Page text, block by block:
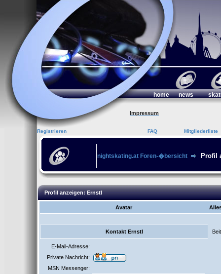
home news
Impressum
Registrieren FAQ Mitgliederliste
nightskating.at Foren-�bersicht Profil
Profil anzeigen: Ernstl
Avatar
Kontakt Ernstl
E-Mail-Adresse:
Private Nachricht:
MSN Messenger: